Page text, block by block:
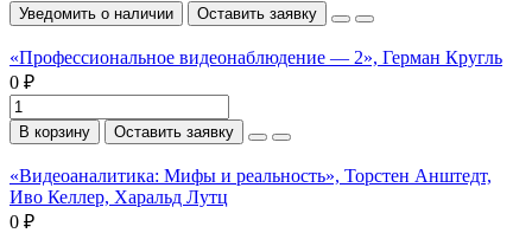
Уведомить о наличии Оставить заявку
«Профессиональное видеонаблюдение — 2», Герман Кругль
0 ₽
В корзину Оставить заявку
«Видеоаналитика: Мифы и реальность», Торстен Анштедт,
Иво Келлер, Харальд Лутц
0 ₽